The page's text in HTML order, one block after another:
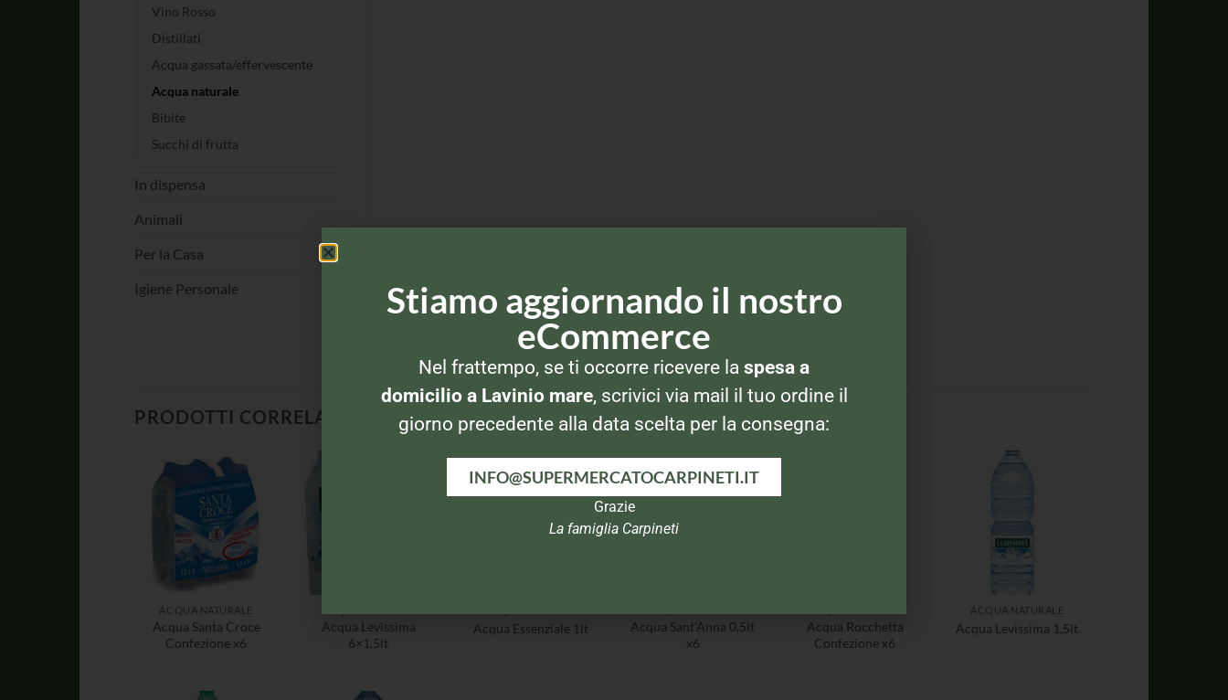
Vino Rosso
Distillati
Acqua gassata/effervescente
Acqua naturale
Bibite
Succhi di frutta
In dispensa
Animali
Per la Casa
Igiene Personale
PRODOTTI CORRELATI
ACQUA NATURALE
Acqua Santa Croce
Confezione x6
Acqua Levissima
6×1,5lt
Acqua Essenziale 1lt
Acqua Sant’Anna 0,5lt
x6
Acqua Rocchetta
Confezione x6
ACQUA NATURALE
Acqua Levissima 1,5lt
Stiamo aggiornando il nostro
eCommerce
Nel frattempo, se ti occorre ricevere la spesa a
domicilio a Lavinio mare, scrivici via mail il tuo ordine il
giorno precedente alla data scelta per la consegna:
INFO@SUPERMERCATOCARPINETI.IT
Grazie
La famiglia Carpineti